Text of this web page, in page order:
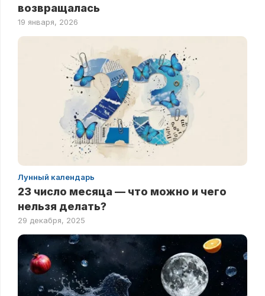
возвращалась
19 января, 2026
Лунный календарь
23 число месяца — что можно и чего
нельзя делать?
29 декабря, 2025